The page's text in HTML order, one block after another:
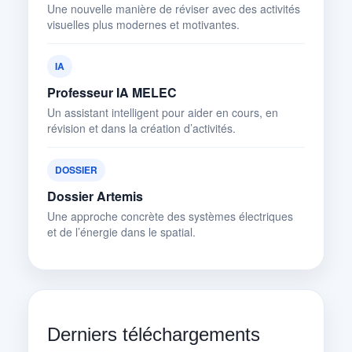
Une nouvelle manière de réviser avec des activités
visuelles plus modernes et motivantes.
IA
Professeur IA MELEC
Un assistant intelligent pour aider en cours, en
révision et dans la création d’activités.
DOSSIER
Dossier Artemis
Une approche concrète des systèmes électriques
et de l’énergie dans le spatial.
Derniers téléchargements